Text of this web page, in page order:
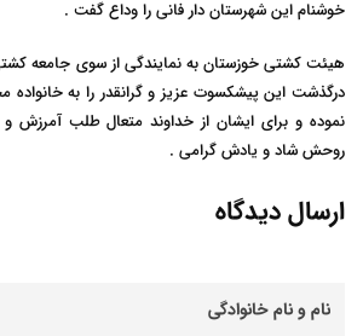
خوشنام این شهرستان دار فانی را وداع گفت .
هیئت کشتی خوزستان به نمایندگی از سوی جامعه
درگذشت این پیشکسوت عزیز و گرانقدر را به
نموده و برای ایشان از خداوند متعال طلب آمرزش
روحش شاد و یادش گرامی .
ارسال دیدگاه